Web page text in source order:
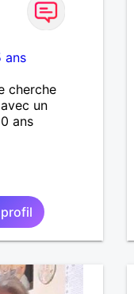
ans
cherche
un
ans